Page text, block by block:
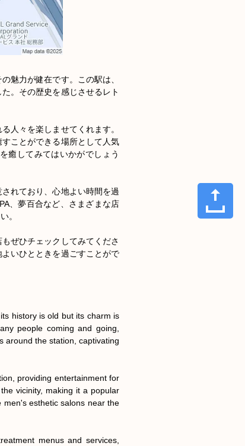
魅力が健在です。この駅は、
。その歴史を感じさせるレト
人々を楽しませてくれます。
ことができる場所として人気
癒してみてはいかがでしょう
れており、心地よい時間を過
、夢百合など、さまざまな店
。
ぜひチェックしてみてくださ
いひとときを過ごすことがで
history is old but its charm is
people coming and going,
around the station, captivating
providing entertainment for
vicinity, making it a popular
esthetic salons near the
menus and services,